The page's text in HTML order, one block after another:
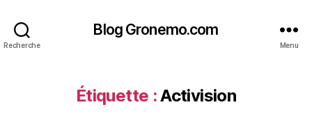
Recherche
Blog Gronemo.com
Menu
Étiquette :Activision